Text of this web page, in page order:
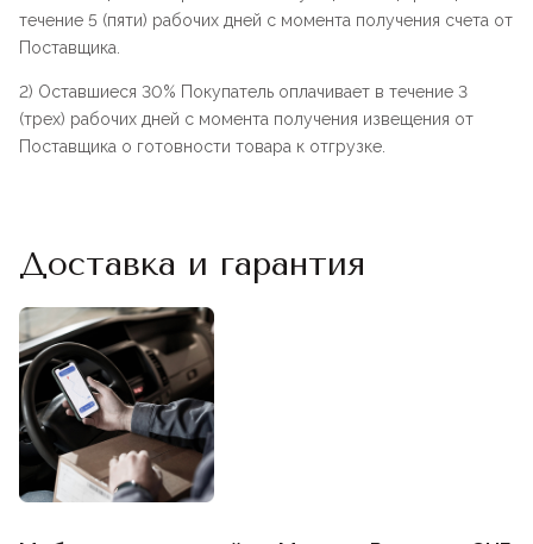
течение 5 (пяти) рабочих дней с момента получения счета от
Поставщика.
2) Оставшиеся 30% Покупатель оплачивает в течение 3
(трех) рабочих дней с момента получения извещения от
Поставщика о готовности товара к отгрузке.
Доставка и гарантия